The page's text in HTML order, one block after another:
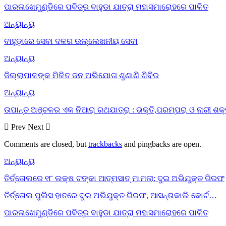
ପାରଳାଖେମୁଣ୍ଡିରେ ପବିତ୍ର ବାହୁଡା ଯାତ୍ରା ମହାସମାରୋହରେ ପାଳିତ
ଅନ୍ୟାନ୍ୟ
ବାହୁଡ଼ାରେ ସେବା ଦଳର ଉଲ୍ଲେଖନୀୟ ସେବା
ଅନ୍ୟାନ୍ୟ
ଜିଲ୍ଲାପାଳଙ୍କ ମିଳିତ ଜନ ଅଭିଯୋଗ ଶୁଣାଣି ଶିବିର
ଅନ୍ୟାନ୍ୟ
ଉପାନ୍ତ ଅଞ୍ଚଳର ଏକ ନିଆରା ରଥଯାତ୍ରା : ଭକ୍ତି,ପରମ୍ପରା ଓ ନାରୀ
Prev Next
Comments are closed, but trackbacks and pingbacks are open.
ଅନ୍ୟାନ୍ୟ
ତିର୍ତ୍ତୋଲରେ ୧୮ ଲକ୍ଷ ଟଙ୍କା ଆତ୍ମସାତ୍ ମାମଲା: ଦୁଇ ଅଭିଯୁକ୍ତ ଗିରଫ
ତିର୍ତ୍ତୋଲ ପୁଲିସ ହାତରେ ଦୁଇ ଅଭିଯୁକ୍ତ ଗିରଫ, ଆସନ୍ତାକାଲି କୋର୍ଟ…
ପାରଳାଖେମୁଣ୍ଡିରେ ପବିତ୍ର ବାହୁଡା ଯାତ୍ରା ମହାସମାରୋହରେ ପାଳିତ